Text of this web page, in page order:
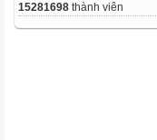
15281698 thành viên